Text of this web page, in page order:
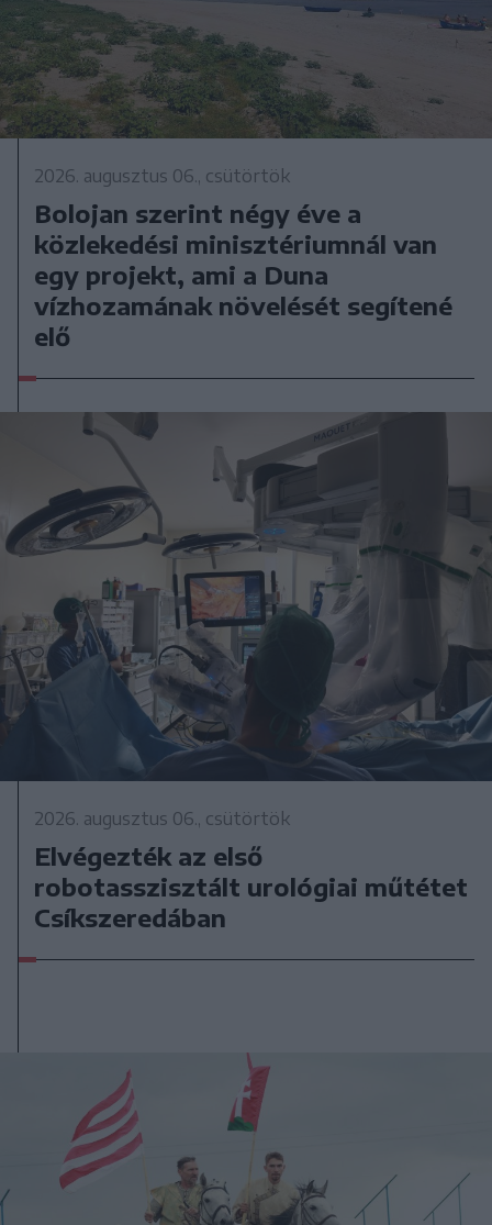
2026. augusztus 06., csütörtök
Bolojan szerint négy éve a
közlekedési minisztériumnál van
egy projekt, ami a Duna
vízhozamának növelését segítené
elő
2026. augusztus 06., csütörtök
Elvégezték az első
robotasszisztált urológiai műtétet
Csíkszeredában